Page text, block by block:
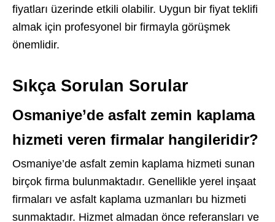
fiyatları üzerinde etkili olabilir. Uygun bir fiyat teklifi
almak için profesyonel bir firmayla görüşmek
önemlidir.
Sıkça Sorulan Sorular
Osmaniye’de asfalt zemin kaplama
hizmeti veren firmalar hangileridir?
Osmaniye’de asfalt zemin kaplama hizmeti sunan
birçok firma bulunmaktadır. Genellikle yerel inşaat
firmaları ve asfalt kaplama uzmanları bu hizmeti
sunmaktadır. Hizmet almadan önce referansları ve